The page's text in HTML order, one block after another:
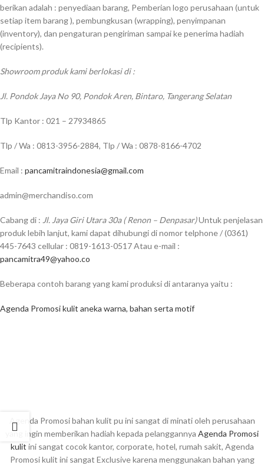
berikan adalah : penyediaan barang, Pemberian logo perusahaan (untuk
setiap item barang ), pembungkusan (wrapping), penyimpanan
(inventory), dan pengaturan pengiriman sampai ke penerima hadiah
(recipients).
Showroom produk kami berlokasi di :
Jl. Pondok Jaya No 90, Pondok Aren, Bintaro, Tangerang Selatan
Tlp Kantor : 021 – 27934865
Tlp / Wa : 0813-3956-2884, Tlp / Wa : 0878-8166-4702
Email : pancamitraindonesia@gmail.com
admin@merchandiso.com
Cabang di : Jl. Jaya Giri Utara 30a ( Renon – Denpasar)Untuk penjelasan
produk lebih lanjut, kami dapat dihubungi di nomor telphone / (0361)
445-7643 cellular : 0819-1613-0517 Atau e-mail :
pancamitra49@yahoo.co
Beberapa contoh barang yang kami produksi di antaranya yaitu :
Agenda Promosi kulit aneka warna, bahan serta motif
Agenda Promosi bahan kulit pu ini sangat di minati oleh perusahaan
yang ingin memberikan hadiah kepada pelanggannya Agenda Promosi
kulit ini sangat cocok kantor, corporate, hotel, rumah sakit, Agenda
Promosi kulit ini sangat Exclusive karena menggunakan bahan yang